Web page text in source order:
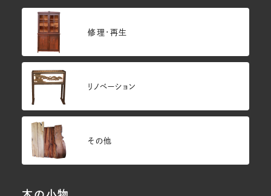
修理・再生
リノベーション
その他